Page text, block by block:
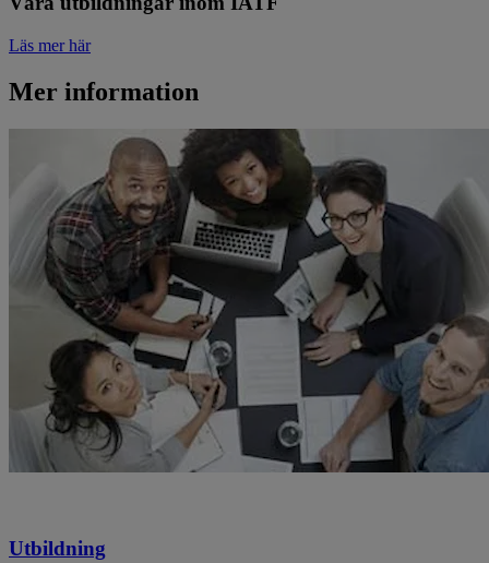
Läs mer här
Mer information
Utbildning